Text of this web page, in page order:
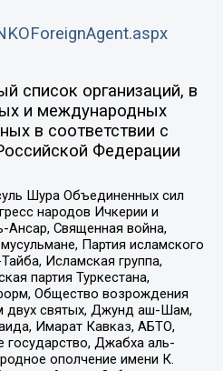
список организаций, в
и международных
в соответствии с
Федерации
Шура Объединенных сил
народов Ичкерии и
Ансар, Священная война,
Партия исламского
Исламская группа,
партия Туркестана,
Общество возрождения
двух святых, Джунд аш-Шам,
Имарат Кавказ, АБТО,
государство, Джабха аль-
ополчение имени К.